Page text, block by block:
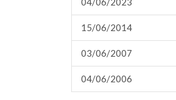
15/06/2014
03/06/2007
04/06/2006